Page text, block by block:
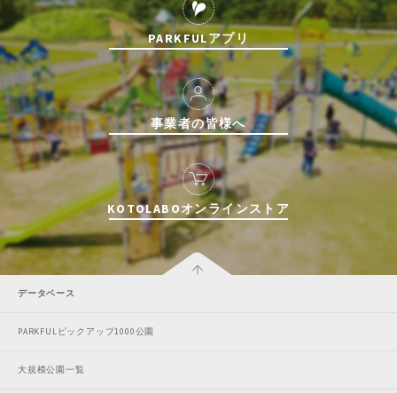
PARKFULアプリ
事業者の皆様へ
KOTOLABOオンラインストア
データベース
PARKFULピックアップ1000公園
大規模公園一覧